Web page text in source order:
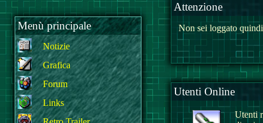
Menù principale
Notizie
Grafica
Forum
Links
Attenzione
Non sei loggato
Utenti Online
Utenti